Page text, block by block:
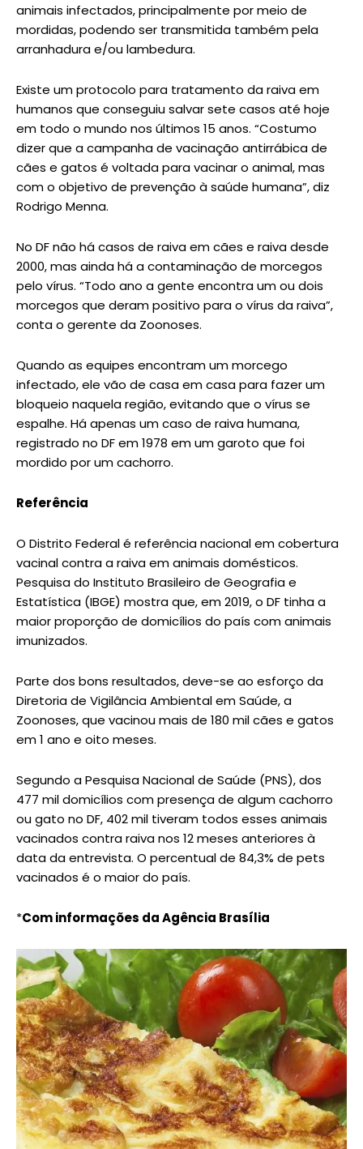
animais infectados, principalmente por meio de
mordidas, podendo ser transmitida também pela
arranhadura e/ou lambedura.
Existe um protocolo para tratamento da raiva em
humanos que conseguiu salvar sete casos até hoje
em todo o mundo nos últimos 15 anos. “Costumo
dizer que a campanha de vacinação antirrábica de
cães e gatos é voltada para vacinar o animal, mas
com o objetivo de prevenção à saúde humana”, diz
Rodrigo Menna.
No DF não há casos de raiva em cães e raiva desde
2000, mas ainda há a contaminação de morcegos
pelo vírus. “Todo ano a gente encontra um ou dois
morcegos que deram positivo para o vírus da raiva”,
conta o gerente da Zoonoses.
Quando as equipes encontram um morcego
infectado, ele vão de casa em casa para fazer um
bloqueio naquela região, evitando que o vírus se
espalhe. Há apenas um caso de raiva humana,
registrado no DF em 1978 em um garoto que foi
mordido por um cachorro.
Referência
O Distrito Federal é referência nacional em cobertura
vacinal contra a raiva em animais domésticos.
Pesquisa do Instituto Brasileiro de Geografia e
Estatística (IBGE) mostra que, em 2019, o DF tinha a
maior proporção de domicílios do país com animais
imunizados.
Parte dos bons resultados, deve-se ao esforço da
Diretoria de Vigilância Ambiental em Saúde, a
Zoonoses, que vacinou mais de 180 mil cães e gatos
em 1 ano e oito meses.
Segundo a Pesquisa Nacional de Saúde (PNS), dos
477 mil domicílios com presença de algum cachorro
ou gato no DF, 402 mil tiveram todos esses animais
vacinados contra raiva nos 12 meses anteriores à
data da entrevista. O percentual de 84,3% de pets
vacinados é o maior do país.
*Com informações da Agência Brasília